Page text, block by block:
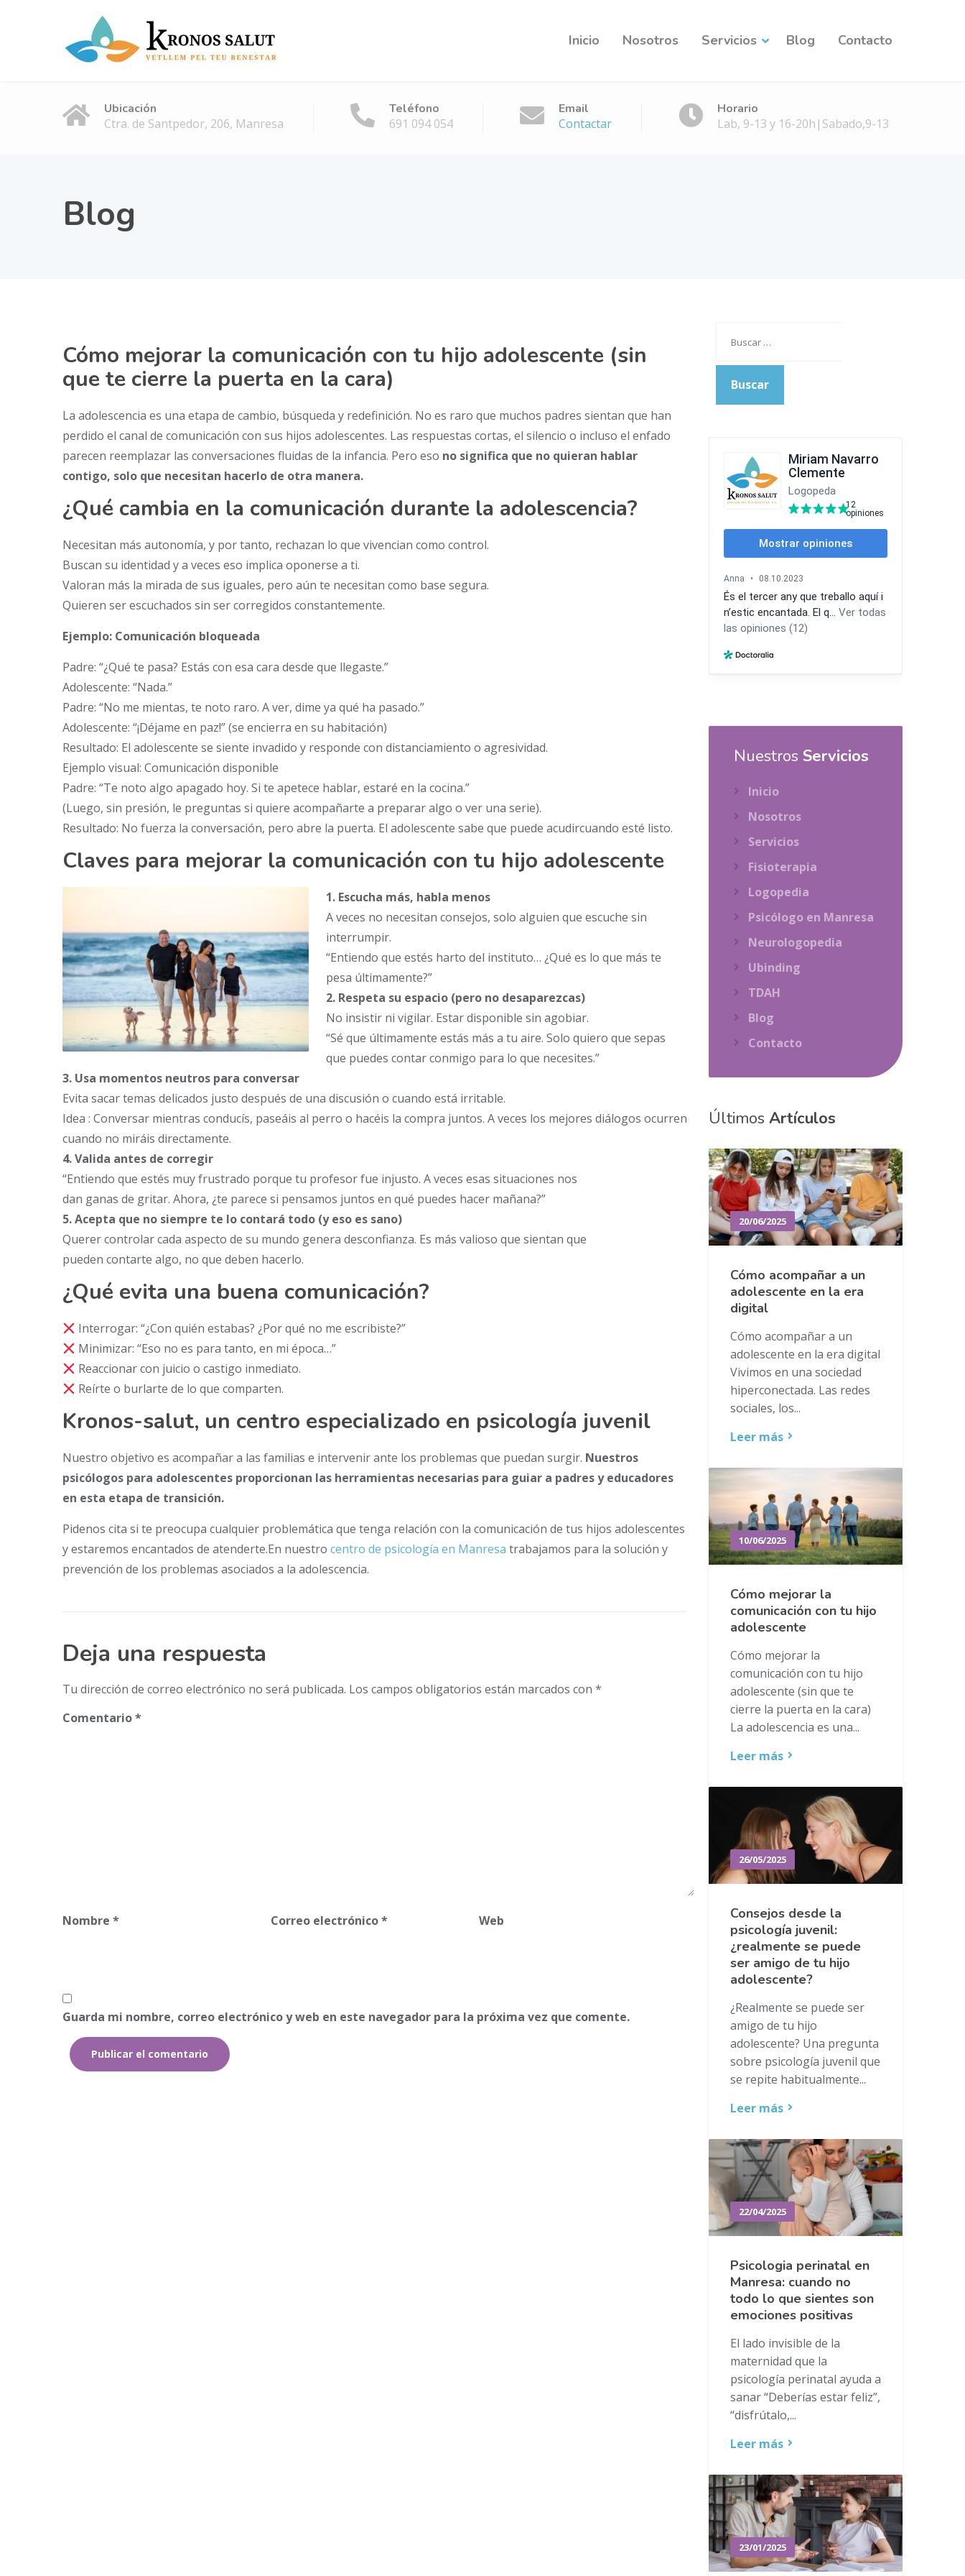
Inicio Nosotros Servicios Blog Contacto
Ubicación
Ctra. de Santpedor, 206, Manresa
Teléfono
691 094 054
Email
Contactar
Horario
Lab, 9-13 y 16-20h|Sabado,9-13
Blog
Cómo mejorar la comunicación con tu hijo adolescente (sin
que te cierre la puerta en la cara)
La adolescencia es una etapa de cambio, búsqueda y redefinición. No es raro que muchos padres sientan que han
perdido el canal de comunicación con sus hijos adolescentes. Las respuestas cortas, el silencio o incluso el enfado
parecen reemplazar las conversaciones fluidas de la infancia. Pero eso no significa que no quieran hablar
contigo, solo que necesitan hacerlo de otra manera.
¿Qué cambia en la comunicación durante la adolescencia?
Necesitan más autonomía, y por tanto, rechazan lo que vivencian como control.
Buscan su identidad y a veces eso implica oponerse a ti.
Valoran más la mirada de sus iguales, pero aún te necesitan como base segura.
Quieren ser escuchados sin ser corregidos constantemente.
Ejemplo: Comunicación bloqueada
Padre: “¿Qué te pasa? Estás con esa cara desde que llegaste.”
Adolescente: “Nada.”
Padre: “No me mientas, te noto raro. A ver, dime ya qué ha pasado.”
Adolescente: “¡Déjame en paz!” (se encierra en su habitación)
Resultado: El adolescente se siente invadido y responde con distanciamiento o agresividad.
Ejemplo visual: Comunicación disponible
Padre: “Te noto algo apagado hoy. Si te apetece hablar, estaré en la cocina.”
(Luego, sin presión, le preguntas si quiere acompañarte a preparar algo o ver una serie).
Resultado: No fuerza la conversación, pero abre la puerta. El adolescente sabe que puede acudircuando esté listo.
Claves para mejorar la comunicación con tu hijo adolescente
1. Escucha más, habla menos
A veces no necesitan consejos, solo alguien que escuche sin
interrumpir.
“Entiendo que estés harto del instituto… ¿Qué es lo que más te
pesa últimamente?”
2. Respeta su espacio (pero no desaparezcas)
No insistir ni vigilar. Estar disponible sin agobiar.
“Sé que últimamente estás más a tu aire. Solo quiero que sepas
que puedes contar conmigo para lo que necesites.”
3. Usa momentos neutros para conversar
Evita sacar temas delicados justo después de una discusión o cuando está irritable.
Idea : Conversar mientras conducís, paseáis al perro o hacéis la compra juntos. A veces los mejores diálogos ocurren
cuando no miráis directamente.
4. Valida antes de corregir
“Entiendo que estés muy frustrado porque tu profesor fue injusto. A veces esas situaciones nos
dan ganas de gritar. Ahora, ¿te parece si pensamos juntos en qué puedes hacer mañana?”
5. Acepta que no siempre te lo contará todo (y eso es sano)
Querer controlar cada aspecto de su mundo genera desconfianza. Es más valioso que sientan que
pueden contarte algo, no que deben hacerlo.
¿Qué evita una buena comunicación?
Interrogar: “¿Con quién estabas? ¿Por qué no me escribiste?”
Minimizar: “Eso no es para tanto, en mi época…”
Reaccionar con juicio o castigo inmediato.
Reírte o burlarte de lo que comparten.
Kronos-salut, un centro especializado en psicología juvenil
Nuestro objetivo es acompañar a las familias e intervenir ante los problemas que puedan surgir. Nuestros
psicólogos para adolescentes proporcionan las herramientas necesarias para guiar a padres y educadores
en esta etapa de transición.
Pidenos cita si te preocupa cualquier problemática que tenga relación con la comunicación de tus hijos adolescentes
y estaremos encantados de atenderte.En nuestro centro de psicología en Manresa trabajamos para la solución y
prevención de los problemas asociados a la adolescencia.
Deja una respuesta
Tu dirección de correo electrónico no será publicada. Los campos obligatorios están marcados con *
Comentario*
Nombre * Correo electrónico* Web
Guarda mi nombre, correo electrónico y web en este navegador para la próxima vez que comente.
Nuestros Servicios
Inicio
Nosotros
Servicios
Fisioterapia
Logopedia
Psicólogo en Manresa
Neurologopedia
Ubinding
TDAH
Blog
Contacto
Últimos Artículos
20/06/2025
Cómo acompañar a un
adolescente en la era
digital
Cómo acompañar a un
adolescente en la era digital
Vivimos en una sociedad
hiperconectada. Las redes
sociales, los...
Leer más
10/06/2025
Cómo mejorar la
comunicación con tu hijo
adolescente
Cómo mejorar la
comunicación con tu hijo
adolescente (sin que te
cierre la puerta en la cara)
La adolescencia es una...
Leer más
26/05/2025
Consejos desde la
psicología juvenil:
¿realmente se puede
ser amigo de tu hijo
adolescente?
¿Realmente se puede ser
amigo de tu hijo
adolescente? Una pregunta
sobre psicología juvenil que
se repite habitualmente...
Leer más
22/04/2025
Psicologia perinatal en
Manresa: cuando no
todo lo que sientes son
emociones positivas
El lado invisible de la
maternidad que la
psicología perinatal ayuda a
sanar “Deberías estar feliz”,
“disfrútalo,...
Leer más
23/01/2025